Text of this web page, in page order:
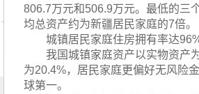
806.7万元和506.9万元。最低的三
均总资产约为新疆居民家庭的7倍。
城镇居民家庭住房拥有率达
我国城镇家庭资产以实物资产
为20.4%，居民家庭更偏好无风险
球第一。